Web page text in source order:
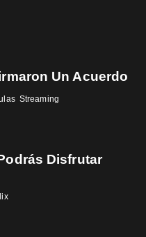
Streaming
Un Acuerdo
Disfrutar